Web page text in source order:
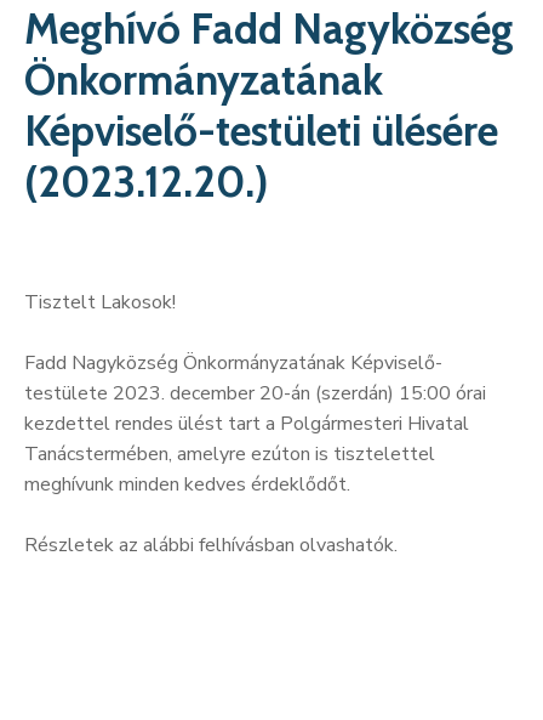
Meghívó Fadd Nagyközség
Önkormányzatának
Képviselő-testületi ülésére
(2023.12.20.)
Tisztelt Lakosok!
Fadd Nagyközség Önkormányzatának Képviselő-
testülete 2023. december 20-án (szerdán) 15:00 órai
kezdettel rendes ülést tart a Polgármesteri Hivatal
Tanácstermében, amelyre ezúton is tisztelettel
meghívunk minden kedves érdeklődőt.
Részletek az alábbi felhívásban olvashatók.